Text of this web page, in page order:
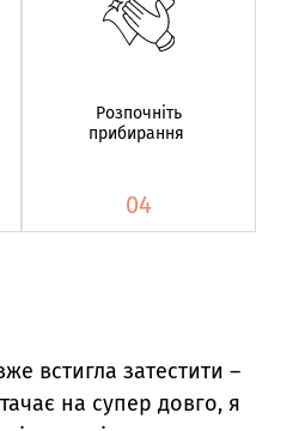
Розпочніть
прибирання
04
встигла затестити –
на супер довго, я